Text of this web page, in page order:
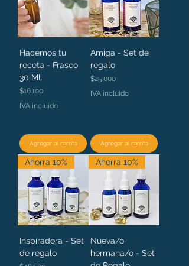
Hacemos tu
receta - Frasco
30 Ml.
Precio
$16.100
IVA incluido
Agregar al carrito
Amiga - Set de
regalo
Precio
$25.000
IVA incluido
Agregar al carrito
Ahorra 10%
Inspiradora - Set
de regalo
Ahorra 10%
Nueva/o
hermana/o - Set